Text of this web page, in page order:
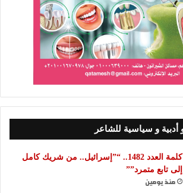
أدبية و سياسية للشاعر
كلمة العدد 1482.. “”إسرائيل.. من شريك كامل
إلى تابع متمرد””
منذ يومين